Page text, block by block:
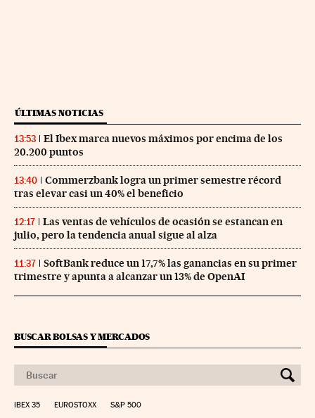
ÚLTIMAS NOTICIAS
13:53
El Ibex marca nuevos máximos por encima de los
20.200 puntos
13:40
Commerzbank logra un primer semestre récord
tras elevar casi un 40% el beneficio
12:17
Las ventas de vehículos de ocasión se estancan en
julio, pero la tendencia anual sigue al alza
11:37
SoftBank reduce un 17,7% las ganancias en su primer
trimestre y apunta a alcanzar un 13% de OpenAI
BUSCAR BOLSAS Y MERCADOS
IBEX 35 EUROSTOXX S&P 500